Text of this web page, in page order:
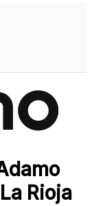
Rioja